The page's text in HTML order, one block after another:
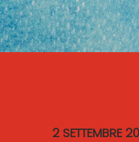
2 SETTEMBRE